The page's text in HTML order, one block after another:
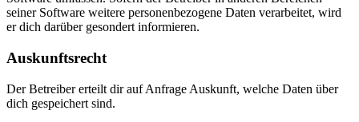
seiner Software weitere personenbezogene Daten verarbeitet, wird
er dich darüber gesondert informieren.
Auskunftsrecht
Der Betreiber erteilt dir auf Anfrage Auskunft, welche Daten über
dich gespeichert sind.